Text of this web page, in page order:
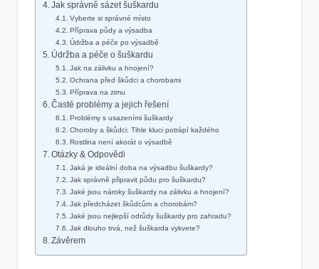
Jak správně sázet šuškardu
Vyberte si správné místo
Příprava půdy a výsadba
Údržba a péče po výsadbě
Údržba a péče o šuškardu
Jak na zálivku a hnojení?
Ochrana před škůdci a chorobami
Příprava na zimu
Časté problémy a jejich řešení
Problémy s usazeními šuškardy
Choroby a škůdci: Tihle kluci potrápí každého
Rostlina není akorát o výsadbě
Otázky & Odpovědi
Jaká je ideální doba na výsadbu šuškardy?
Jak správně připravit půdu pro šuškardu?
Jaké jsou nároky šuškardy na zálivku a hnojení?
Jak předcházet škůdcům a chorobám?
Jaké jsou nejlepší odrůdy šuškardy pro zahradu?
Jak dlouho trvá, než šuškarda vykvete?
Závěrem